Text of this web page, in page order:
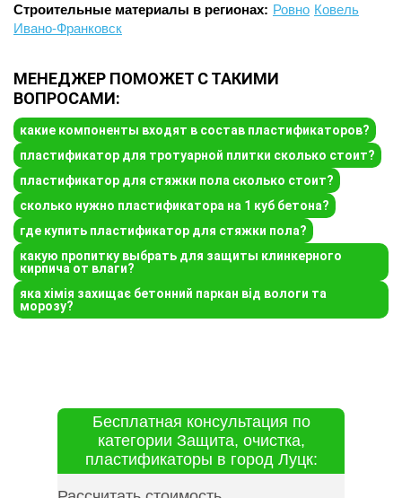
Строительные материалы в регионах: Ровно Ковель
Ивано-Франковск
МЕНЕДЖЕР ПОМОЖЕТ С ТАКИМИ
ВОПРОСАМИ:
какие компоненты входят в состав пластификаторов?
пластификатор для тротуарной плитки сколько стоит?
пластификатор для стяжки пола сколько стоит?
сколько нужно пластификатора на 1 куб бетона?
где купить пластификатор для стяжки пола?
какую пропитку выбрать для защиты клинкерного
кирпича от влаги?
яка хімія захищає бетонний паркан від вологи та
морозу?
Бесплатная консультация по
категории Защита, очистка,
пластификаторы в город Луцк: